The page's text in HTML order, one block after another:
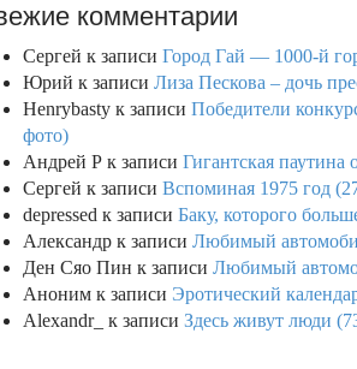
комментарии
Сергей к записи Город Гай — 1000-й
Юрий к записи Лиза Пескова – дочь
Henrybasty к записи Победители
фото)
Андрей Р к записи Гигантская паутина
Сергей к записи Вспоминая 1975 год
depressed к записи Баку, которого
Александр к записи Любимый
Ден Сяо Пин к записи Любимый
Аноним к записи Эротический
Alexandr_
к записи Здесь живут люди